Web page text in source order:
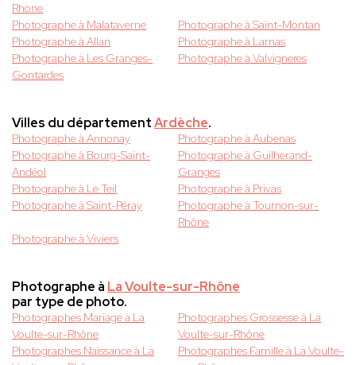
Rhone
Photographe à Malataverne
Photographe à Saint-Montan
Photographe à Allan
Photographe à Larnas
Photographe à Les Granges-
Gontardes
Photographe à Valvigneres
Villes du départementArdèche.
Photographe à Annonay
Photographe à Aubenas
Photographe à Bourg-Saint-
Andéol
Photographe à Guilherand-
Granges
Photographe à Le Teil
Photographe à Privas
Photographe à Saint-Péray
Photographe à Tournon-sur-
Rhône
Photographe à Viviers
Photographe à La Voulte-sur-Rhône
par type de photo.
Photographes Mariage à La
Voulte-sur-Rhône
Photographes Grossesse à La
Voulte-sur-Rhône
Photographes Naissance à La
Photographes Famille à La Voulte-